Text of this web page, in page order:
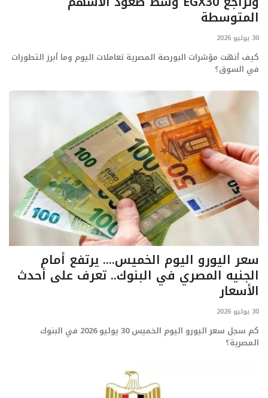
المتوسطة
30 يوليو 2026
كيف أنهت مؤشرات البورصة المصرية تعاملات اليوم وما أبرز التطورات
في السوق؟
سعر اليورو اليوم الخميس.... يرتفع أمام
الجنيه المصري في البنوك.. تعرف على أحدث
الأسعار
30 يوليو 2026
كم سجل سعر اليورو اليوم الخميس 30 يوليو 2026 في البنوك
المصرية؟